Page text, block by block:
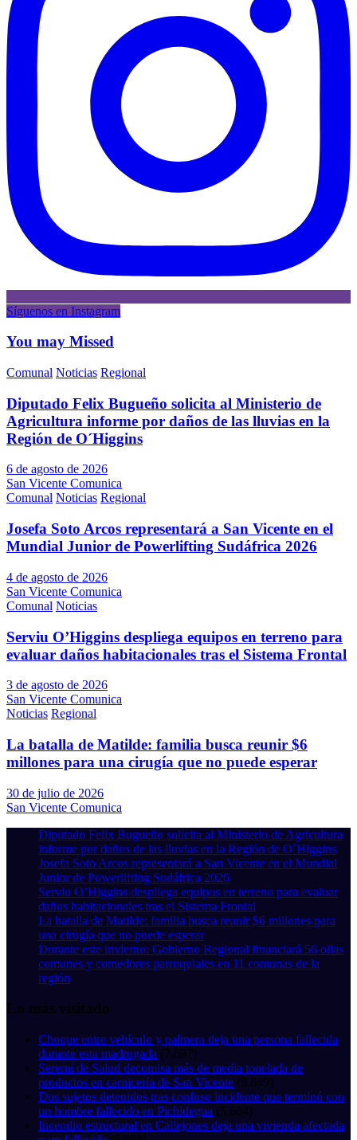
Síguenos en Instagram
You may Missed
Comunal Noticias Regional
Diputado Felix Bugueño solicita al Ministerio de
Agricultura informe por daños de las lluvias en la
Región de O´Higgins
6 de agosto de 2026
San Vicente Comunica
Comunal Noticias Regional
Josefa Soto Arcos representará a San Vicente en el
Mundial Junior de Powerlifting Sudáfrica 2026
4 de agosto de 2026
San Vicente Comunica
Comunal Noticias
Serviu O’Higgins despliega equipos en terreno para
evaluar daños habitacionales tras el Sistema Frontal
3 de agosto de 2026
San Vicente Comunica
Noticias Regional
La batalla de Matilde: familia busca reunir $6
millones para una cirugía que no puede esperar
30 de julio de 2026
San Vicente Comunica
Diputado Felix Bugueño solicita al Ministerio de Agricultura
informe por daños de las lluvias en la Región de O´Higgins
Josefa Soto Arcos representará a San Vicente en el Mundial
Junior de Powerlifting Sudáfrica 2026
Serviu O’Higgins despliega equipos en terreno para evaluar
daños habitacionales tras el Sistema Frontal
La batalla de Matilde: familia busca reunir $6 millones para
una cirugía que no puede esperar
Durante este invierno: Gobierno Regional financiará 56 ollas
comunes y comedores parroquiales en 11 comunas de la
región
Lo más visitado
Choque entre vehículo y palmera deja una persona fallecida
durante esta madrugada (7.697)
Seremi de Salud decomisa más de media tonelada de
productos en carnicería de San Vicente (5.849)
Dos sujetos detenidos tras confuso incidente que terminó con
un hombre fallecido en Pichidegua (5.604)
Incendio estructural en Callejones deja una vivienda afectada